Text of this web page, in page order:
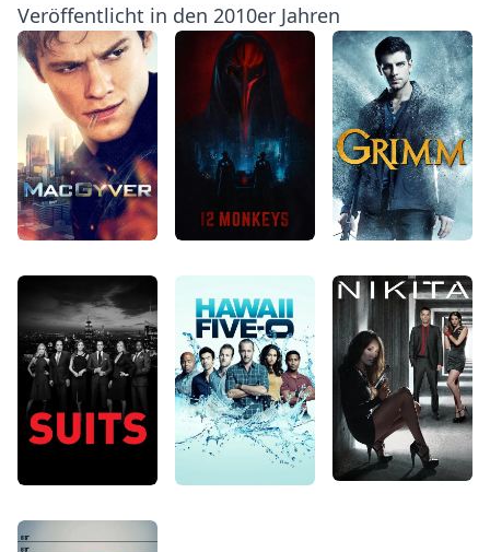
Veröffentlicht in den 2010er Jahren